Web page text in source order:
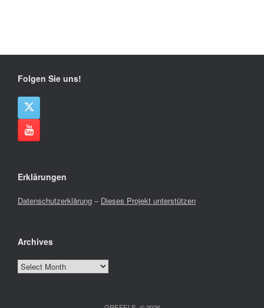
Folgen Sie uns!
Erklärungen
Datenschutzerklärung – Dieses Projekt unterstützen
Archives
Archives